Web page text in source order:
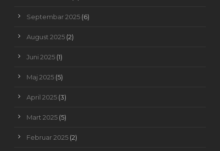
Septembar 2025 (6)
August 2025 (2)
Juni 2025 (1)
Maj 2025 (5)
April 2025 (3)
Mart 2025 (5)
Februar 2025 (2)